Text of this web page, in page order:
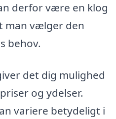
derfor være en klog
man vælger den
behov.
det dig mulighed
og ydelser.
variere betydeligt i